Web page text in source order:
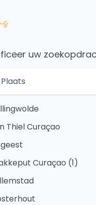
uw
Plaats
Thiel Curaçao
Curaçao (1)